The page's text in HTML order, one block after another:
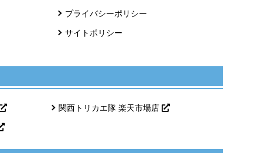
プライバシーポリシー
サイトポリシー
関西トリカエ隊 楽天市場店